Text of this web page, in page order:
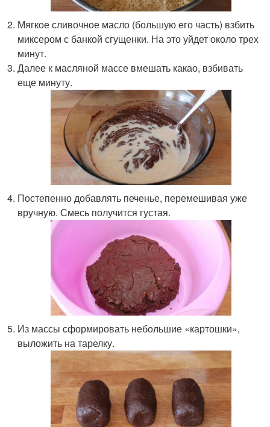
Мягкое сливочное масло (большую его часть) взбить
миксером с банкой сгущенки. На это уйдет около трех
минут.
Далее к масляной массе вмешать какао, взбивать
еще минуту.
Постепенно добавлять печенье, перемешивая уже
вручную. Смесь получится густая.
Из массы сформировать небольшие «картошки»,
выложить на тарелку.